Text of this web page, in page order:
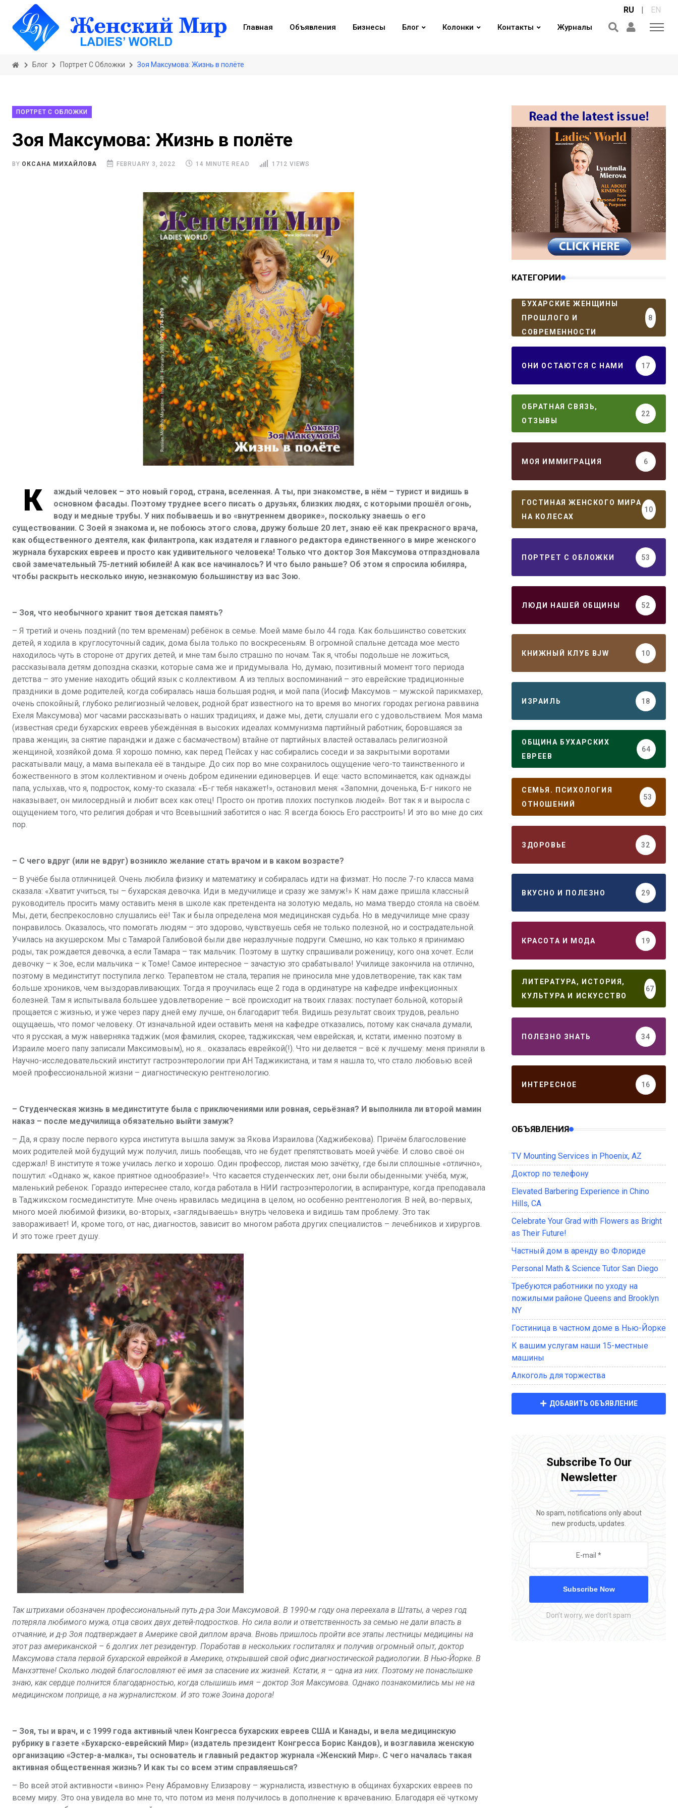
Главная Объявления Бизнесы Блог Колонки Контакты Журналы
RU | EN
Блог Портрет С Обложки Зоя Максумова: Жизнь в полёте
ПОРТРЕТ С ОБЛОЖКИ
Зоя Максумова: Жизнь в полёте
BY ОКСАНА МИХАЙЛОВА FEBRUARY 3, 2022 14 MINUTE READ 1712 VIEWS
К
аждый человек – это новый город, страна, вселенная. А ты, при знакомстве, в нём – турист и видишь в
основном фасады. Поэтому труднее всего писать о друзьях, близких людях, с которыми прошёл огонь,
воду и медные трубы. У них побываешь и во «внутреннем дворике», поскольку знаешь о его
существовании. С Зоей я знакома и, не побоюсь этого слова, дружу больше 20 лет, знаю её как прекрасного врача,
как общественного деятеля, как филантропа, как издателя и главного редактора единственного в мире женского
журнала бухарских евреев и просто как удивительного человека! Только что доктор Зоя Максумова отпраздновала
свой замечательный 75-летний юбилей! А как все начиналось? И что было раньше? Об этом я спросила юбиляра,
чтобы раскрыть несколько иную, незнакомую большинству из вас Зою.
– Зоя, что необычного хранит твоя детская память?
– Я третий и очень поздний (по тем временам) ребёнок в семье. Моей маме было 44 года. Как большинство советских
детей, я ходила в круглосуточный садик, дома была только по воскресеньям. В огромной спальне детсада мое место
находилось чуть в стороне от других детей, и мне там было страшно по ночам. Так я, чтобы подольше не ложиться,
рассказывала детям допоздна сказки, которые сама же и придумывала. Но, думаю, позитивный момент того периода
детства – это умение находить общий язык с коллективом. А из теплых воспоминаний – это еврейские традиционные
праздники в доме родителей, когда собиралась наша большая родня, и мой папа (Иосиф Максумов – мужской парикмахер,
очень спокойный, глубоко религиозный человек, родной брат известного на то время во многих городах региона раввина
Ехеля Максумова) мог часами рассказывать о наших традициях, и даже мы, дети, слушали его с удовольствием. Моя мама
(известная среди бухарских евреев убеждённая в высоких идеалах коммунизма партийный работник, боровшаяся за
права женщин, за снятие паранджи и даже с басмачеством) втайне от партийных властей оставалась религиозной
женщиной, хозяйкой дома. Я хорошо помню, как перед Пейсах у нас собирались соседи и за закрытыми воротами
раскатывали мацу, а мама выпекала её в тандыре. До сих пор во мне сохранилось ощущение чего-то таинственного и
божественного в этом коллективном и очень добром единении единоверцев. И еще: часто вспоминается, как однажды
папа, услыхав, что я, подросток, кому-то сказала: «Б-г тебя накажет!», остановил меня: «Запомни, доченька, Б-г никого не
наказывает, он милосердный и любит всех как отец! Просто он против плохих поступков людей». Вот так я и выросла с
ощущением того, что религия добрая и что Всевышний заботится о нас. Я всегда боюсь Его расстроить! И это во мне до сих
пор.
– С чего вдруг (или не вдруг) возникло желание стать врачом и в каком возрасте?
– В учёбе была отличницей. Очень любила физику и математику и собиралась идти на физмат. Но после 7-го класса мама
сказала: «Хватит учиться, ты – бухарская девочка. Иди в медучилище и сразу же замуж!» К нам даже пришла классный
руководитель просить маму оставить меня в школе как претендента на золотую медаль, но мама твердо стояла на своём.
Мы, дети, беспрекословно слушались её! Так и была определена моя медицинская судьба. Но в медучилище мне сразу
понравилось. Оказалось, что помогать людям – это здорово, чувствуешь себя не только полезной, но и сострадательной.
Училась на акушерском. Мы с Тамарой Галибовой были две неразлучные подруги. Смешно, но как только я принимаю
роды, так рождается девочка, а если Тамара – так мальчик. Поэтому в шутку спрашивали роженицу, кого она хочет. Если
девочку – к Зое, если мальчика – к Томе! Самое интересное – зачастую это срабатывало! Училище закончила на отлично,
поэтому в мединститут поступила легко. Терапевтом не стала, терапия не приносила мне удовлетворение, так как там
больше хроников, чем выздоравливающих. Тогда я проучилась еще 2 года в ординатуре на кафедре инфекционных
болезней. Там я испытывала большее удовлетворение – всё происходит на твоих глазах: поступает больной, который
прощается с жизнью, и уже через пару дней ему лучше, он благодарит тебя. Видишь результат своих трудов, реально
ощущаешь, что помог человеку. От изначальной идеи оставить меня на кафедре отказались, потому как сначала думали,
что я русская, а муж наверняка таджик (моя фамилия, скорее, таджикская, чем еврейская, и, кстати, именно поэтому в
Израиле моего папу записали Максимовым), но я… оказалась еврейкой(!). Что ни делается – всё к лучшему: меня приняли в
Научно-исследовательский институт гастроэнтерологии при АН Таджикистана, и там я нашла то, что стало любовью всей
моей профессиональной жизни – диагностическую рентгенологию.
– Студенческая жизнь в мединституте была с приключениями или ровная, серьёзная? И выполнила ли второй мамин
наказ – после медучилища обязательно выйти замуж?
– Да, я сразу после первого курса института вышла замуж за Якова Израилова (Хаджибекова). Причём благословение
моих родителей мой будущий муж получил, лишь пообещав, что не будет препятствовать моей учёбе. И слово своё он
сдержал! В институте я тоже училась легко и хорошо. Один профессор, листая мою зачётку, где были сплошные «отлично»,
пошутил: «Однако ж, какое приятное однообразие!». Что касается студенческих лет, они были обыденными: учёба, муж,
маленький ребенок. Гораздо интереснее стало, когда работала в НИИ гастроэнтерологии, в аспирантуре, когда преподавала
в Таджикском госмединституте. Мне очень нравилась медицина в целом, но особенно рентгенология. В ней, во-первых,
много моей любимой физики, во-вторых, «заглядываешь» внутрь человека и видишь там проблему. Это так
завораживает! И, кроме того, от нас, диагностов, зависит во многом работа других специалистов – лечебников и хирургов.
И это тоже греет душу.
Так штрихами обозначен профессиональный путь д-ра Зои Максумовой. В 1990-м году она переехала в Штаты, а через год
потеряла любимого мужа, отца своих двух детей-подростков. Но сила воли и ответственность за семью не дали впасть в
отчаяние, и д-р Зоя подтверждает в Америке свой диплом врача. Вновь пришлось пройти все этапы лестницы медицины на
этот раз американской – 6 долгих лет резидентур. Поработав в нескольких госпиталях и получив огромный опыт, доктор
Максумова стала первой бухарской еврейкой в Америке, открывшей свой офис диагностической радиологии. В Нью-Йорке. В
Манхэттене! Сколько людей благословляют её имя за спасение их жизней. Кстати, я – одна из них. Поэтому не понаслышке
знаю, как сердце полнится благодарностью, когда слышишь имя – доктор Зоя Максумова. Однако познакомились мы не на
медицинском поприще, а на журналистском. И это тоже Зоина дорога!
– Зоя, ты и врач, и с 1999 года активный член Конгресса бухарских евреев США и Канады, и вела медицинскую
рубрику в газете «Бухарско-еврейский Мир» (издатель президент Конгресса Борис Кандов), и возглавила женскую
организацию «Эстер-а-малка», ты основатель и главный редактор журнала «Женский Мир». С чего началась такая
активная общественная жизнь? И как ты со всем этим справляешься?
– Во всей этой активности «виню» Рену Абрамовну Елизарову – журналиста, известную в общинах бухарских евреев по
всему миру. Это она увидела во мне то, что потом из меня получилось в дополнение к врачеванию. Благодаря её чуткому
КАТЕГОРИИ
БУХАРСКИЕ ЖЕНЩИНЫ
ПРОШЛОГО И
СОВРЕМЕННОСТИ
8
ОНИ ОСТАЮТСЯ С НАМИ 17
ОБРАТНАЯ СВЯЗЬ,
ОТЗЫВЫ
22
МОЯ ИММИГРАЦИЯ 6
ГОСТИНАЯ ЖЕНСКОГО МИРА
НА КОЛЕСАХ
10
ПОРТРЕТ С ОБЛОЖКИ 53
ЛЮДИ НАШЕЙ ОБЩИНЫ 52
КНИЖНЫЙ КЛУБ BJW 10
ИЗРАИЛЬ 18
ОБЩИНА БУХАРСКИХ
ЕВРЕЕВ
64
СЕМЬЯ. ПСИХОЛОГИЯ
ОТНОШЕНИЙ
53
ЗДОРОВЬЕ 32
ВКУСНО И ПОЛЕЗНО 29
КРАСОТА И МОДА 19
ЛИТЕРАТУРА, ИСТОРИЯ,
КУЛЬТУРА И ИСКУССТВО
67
ПОЛЕЗНО ЗНАТЬ 34
ИНТЕРЕСНОЕ 16
ОБЪЯВЛЕНИЯ
TV Mounting Services in Phoenix, AZ
Доктор по телефону
Elevated Barbering Experience in Chino
Hills, CA
Celebrate Your Grad with Flowers as Bright
as Their Future!
Частный дом в аренду во Флориде
Personal Math & Science Tutor San Diego
Требуются работники по уходу на
пожилыми районе Queens and Brooklyn
NY
Гостиница в частном доме в Нью-Йорке
К вашим услугам наши 15-местные
машины
Алкоголь для торжества
ДОБАВИТЬ ОБЪЯВЛЕНИЕ
Subscribe To Our
Newsletter
No spam, notifications only about
new products, updates.
Subscribe Now
Don’t worry, we don’t spam